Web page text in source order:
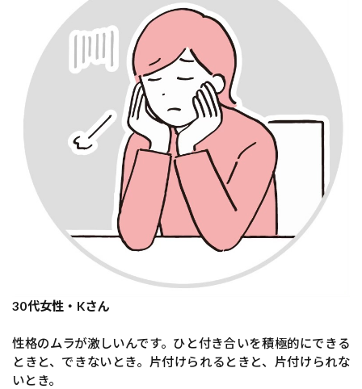
30代女性・Kさん
性格のムラが激しいんです。ひと付き合いを積極的にできる
ときと、できないとき。片付けられるときと、片付けられな
いとき。